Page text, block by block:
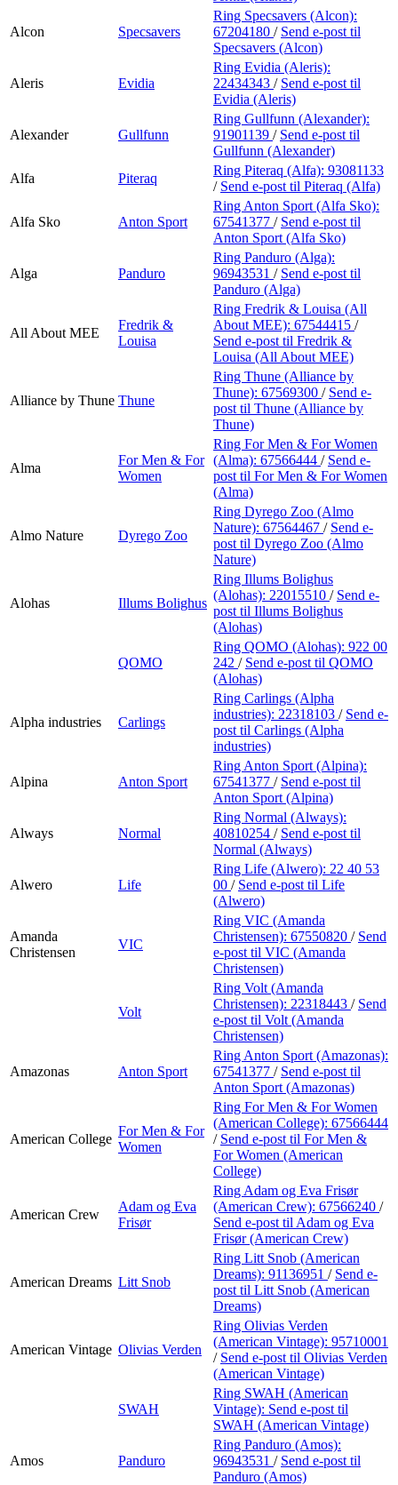
Alcon Specsavers
Ring Specsavers (Alcon):
67204180 / Send e-post til
Specsavers (Alcon)
Aleris Evidia
Ring Evidia (Aleris):
22434343 / Send e-post til
Evidia (Aleris)
Alexander Gullfunn
Ring Gullfunn (Alexander):
91901139 / Send e-post til
Gullfunn (Alexander)
Alfa
Piteraq
Ring Piteraq (Alfa): 93081133
/ Send e-post til Piteraq (Alfa)
Alfa Sko Anton Sport
Ring Anton Sport (Alfa Sko):
67541377 / Send e-post til
Anton Sport (Alfa Sko)
Alga Panduro
Ring Panduro (Alga):
96943531 / Send e-post til
Panduro (Alga)
All About MEE
Fredrik &
Louisa
Ring Fredrik & Louisa (All
About MEE): 67544415 /
Send e-post til Fredrik &
Louisa (All About MEE)
Alliance by Thune Thune
Ring Thune (Alliance by
Thune): 67569300 / Send e-
post til Thune (Alliance by
Thune)
Alma
For Men & For
Women
Ring For Men & For Women
(Alma): 67566444 / Send e-
post til For Men & For Women
(Alma)
Almo Nature Dyrego Zoo
Ring Dyrego Zoo (Almo
Nature): 67564467 / Send e-
post til Dyrego Zoo (Almo
Nature)
Alohas Illums Bolighus
Ring Illums Bolighus
(Alohas): 22015510 / Send e-
post til Illums Bolighus
(Alohas)
QOMO
Ring QOMO (Alohas): 922 00
242 / Send e-post til QOMO
(Alohas)
Alpha industries Carlings
Ring Carlings (Alpha
industries): 22318103 / Send e-
post til Carlings (Alpha
industries)
Alpina Anton Sport
Ring Anton Sport (Alpina):
67541377 / Send e-post til
Anton Sport (Alpina)
Always Normal
Ring Normal (Always):
40810254 / Send e-post til
Normal (Always)
Alwero Life
Ring Life (Alwero): 22 40 53
00 / Send e-post til Life
(Alwero)
Amanda
Christensen
VIC
Ring VIC (Amanda
Christensen): 67550820 / Send
e-post til VIC (Amanda
Christensen)
Volt
Ring Volt (Amanda
Christensen): 22318443 / Send
e-post til Volt (Amanda
Christensen)
Amazonas Anton Sport
Ring Anton Sport (Amazonas):
67541377 / Send e-post til
Anton Sport (Amazonas)
American College
For Men & For
Women
Ring For Men & For Women
(American College): 67566444
/ Send e-post til For Men &
For Women (American
College)
American Crew
Adam og Eva
Frisør
Ring Adam og Eva Frisør
(American Crew): 67566240 /
Send e-post til Adam og Eva
Frisør (American Crew)
American Dreams Litt Snob
Ring Litt Snob (American
Dreams): 91136951 / Send e-
post til Litt Snob (American
Dreams)
American Vintage Olivias Verden
Ring Olivias Verden
(American Vintage): 95710001
/ Send e-post til Olivias Verden
(American Vintage)
SWAH
Ring SWAH (American
Vintage): Send e-post til
SWAH (American Vintage)
Amos Panduro
Ring Panduro (Amos):
96943531 / Send e-post til
Panduro (Amos)